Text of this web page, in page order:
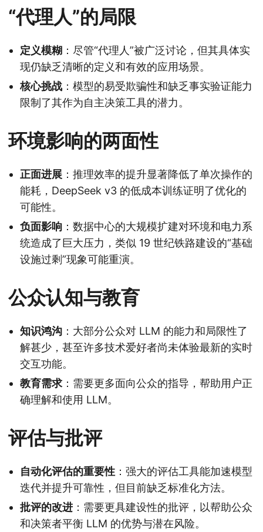
“代理人”的局限
定义模糊 ：尽管“代理人”被广泛讨论，但其具体实
现仍缺乏清晰的定义和有效的应用场景。
核心挑战 ：模型的易受欺骗性和缺乏事实验证能力
限制了其作为自主决策工具的潜力。
环境影响的两面性
正面进展 ：推理效率的提升显著降低了单次操作的
能耗，DeepSeek v3 的低成本训练证明了优化的
可能性。
负面影响 ：数据中心的大规模扩建对环境和电力系
统造成了巨大压力，类似 19 世纪铁路建设的“基础
设施过剩”现象可能重演。
公众认知与教育
知识鸿沟 ：大部分公众对 LLM 的能力和局限性了
解甚少，甚至许多技术爱好者尚未体验最新的实时
交互功能。
教育需求 ：需要更多面向公众的指导，帮助用户正
确理解和使用 LLM。
评估与批评
自动化评估的重要性 ：强大的评估工具能加速模型
迭代并提升可靠性，但目前缺乏标准化方法。
批评的改进 ：需要更具建设性的批评，以帮助公众
和决策者平衡 LLM 的优势与潜在风险。